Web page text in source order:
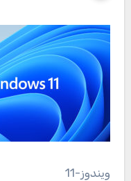
ويندوز-11